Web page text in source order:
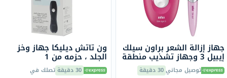
جهاز إزالة الشعر براون سيلك
إيبيل 3 وجهاز تشذيب منطقة
البكينيتوصيل مجاني30 دقيقة
ون تاتش ديليكا جهاز وخز
الجلد ، حزمه من 1
30 دقيقة تصلك في